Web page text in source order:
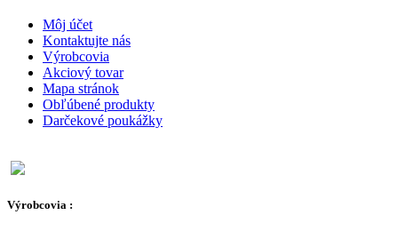
Môj účet
Kontaktujte nás
Výrobcovia
Akciový tovar
Mapa stránok
Obľúbené produkty
Darčekové poukážky
Výrobcovia :